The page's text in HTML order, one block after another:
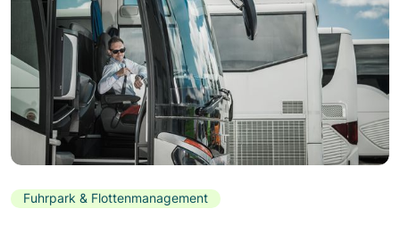
Fuhrpark & Flottenmanagement